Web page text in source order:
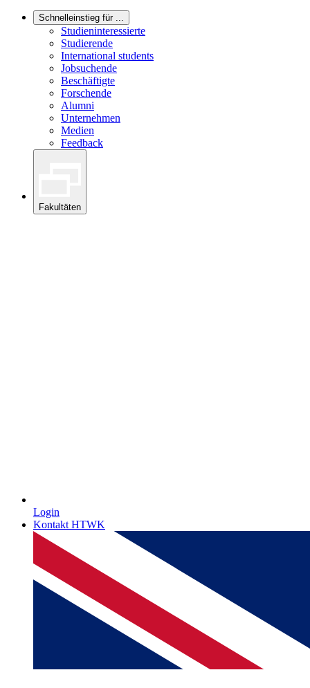
Schnelleinstieg für ...
Studieninteressierte
Studierende
International students
Jobsuchende
Beschäftigte
Forschende
Alumni
Unternehmen
Medien
Feedback
Fakultäten
Login
Kontakt HTWK